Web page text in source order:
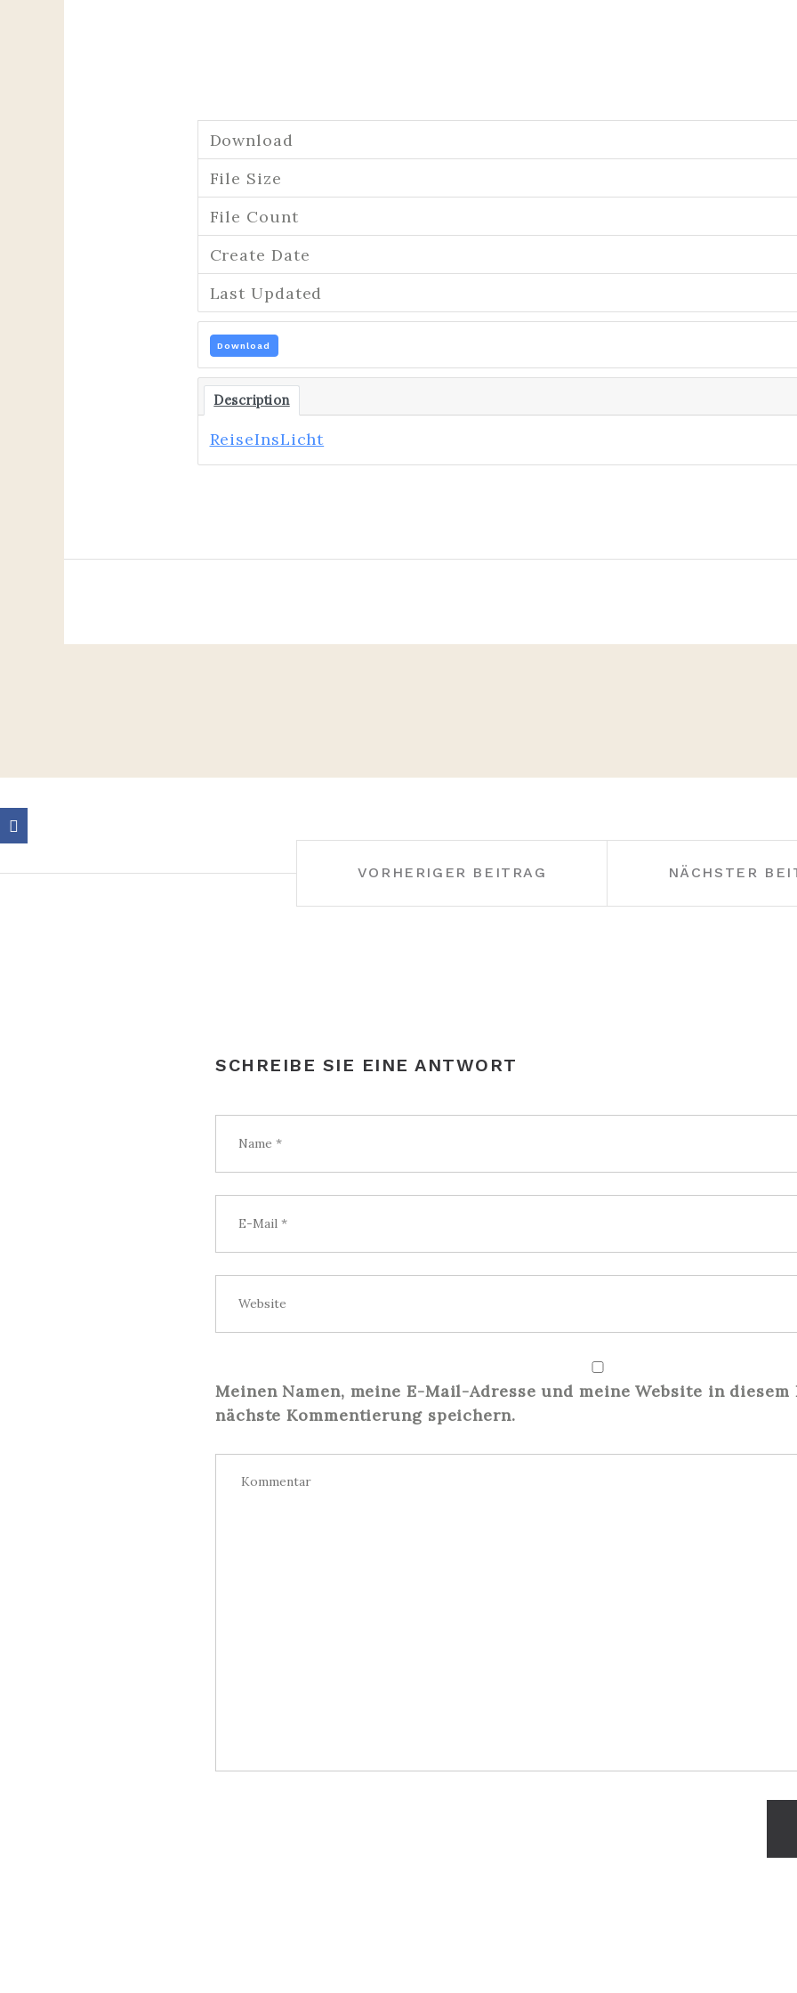
Download
File Size
File Count
Create Date
Last Updated
Download
Description
ReiseInsLicht
NAVIGATION
VORHERIGER BEITRAG NÄCHSTER
SCHREIBE SIE EINE ANTWORT
Meinen Namen, meine E-Mail-Adresse und meine Website in
nächste Kommentierung speichern.